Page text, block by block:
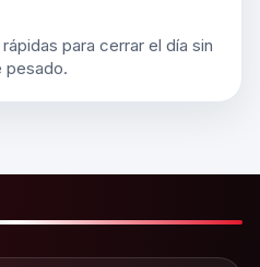
para cerrar el día sin
pesado.